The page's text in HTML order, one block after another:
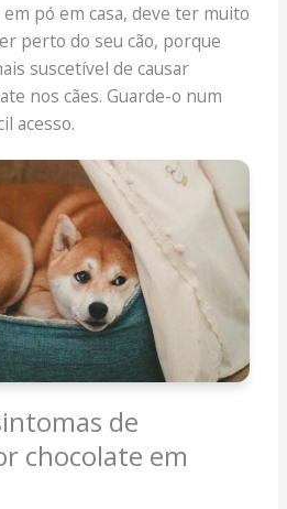
pó em casa, deve ter muito
perto do seu cão, porque
suscetível de causar
nos cães. Guarde-o num
acesso.
de
chocolate em